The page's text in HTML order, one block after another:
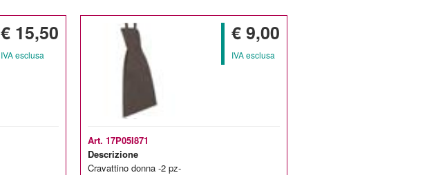
€ 15,50
IVA esclusa
€ 9,00
IVA esclusa
Art. 17P05I871
Descrizione
Cravattino donna -2 pz-